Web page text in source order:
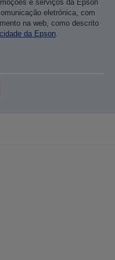
e serviços da Epson
eletrónica, com
na web, como descrito
da Epson